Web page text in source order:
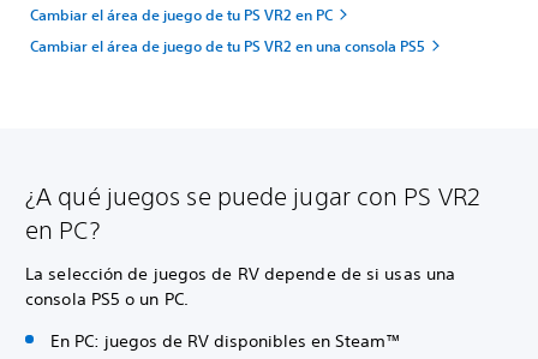
Cambiar el área de juego de tu PS VR2 en PC
Cambiar el área de juego de tu PS VR2 en una consola PS5
¿A qué juegos se puede jugar con PS VR2
en PC?
La selección de juegos de RV depende de si usas una
consola PS5 o un PC.
En PC: juegos de RV disponibles en Steam™